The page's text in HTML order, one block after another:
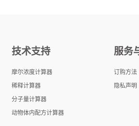
技术支持
摩尔浓度计算器
稀释计算器
分子量计算器
动物体内配方计算器
服务
订购方法
隐私声明